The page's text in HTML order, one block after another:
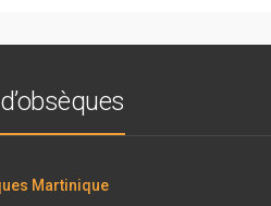
Martinique